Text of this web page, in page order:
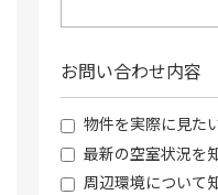
お問い合わせ内容
物件を実際に見た
最新の空室状況を
周辺環境について